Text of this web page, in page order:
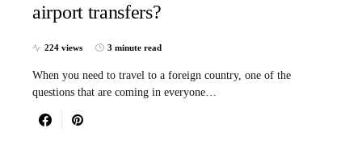
airport transfers?
224 views 3 minute read
When you need to travel to a foreign country, one of the
questions that are coming in everyone…